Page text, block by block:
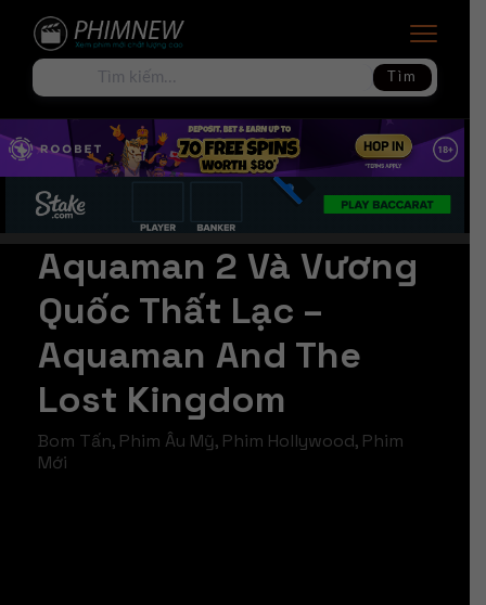
Tìm
Aquaman 2 Và Vương
Quốc Thất Lạc –
Aquaman And The
Lost Kingdom
Bom Tấn, Phim Âu Mỹ, Phim Hollywood, Phim
Mới